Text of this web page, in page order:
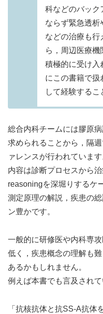
科などのバック
ならず緊急透析
などの治療も行
ら，周辺医療機
積極的に受け入
にこの書籍で扱
して経験するこ
総合内科チームには膠原
求められることから，隔
ァレンスが行われています
内容は診断プロセスから
reasoningを深堀りするケ
測定原理の解説，疾患の
ン豊かです。
一般的に研修医や内科専
低く，疾患概念の理解も
あるかもしれません。
例えば本書でも言及されて
「抗核抗体と抗SS-A抗体